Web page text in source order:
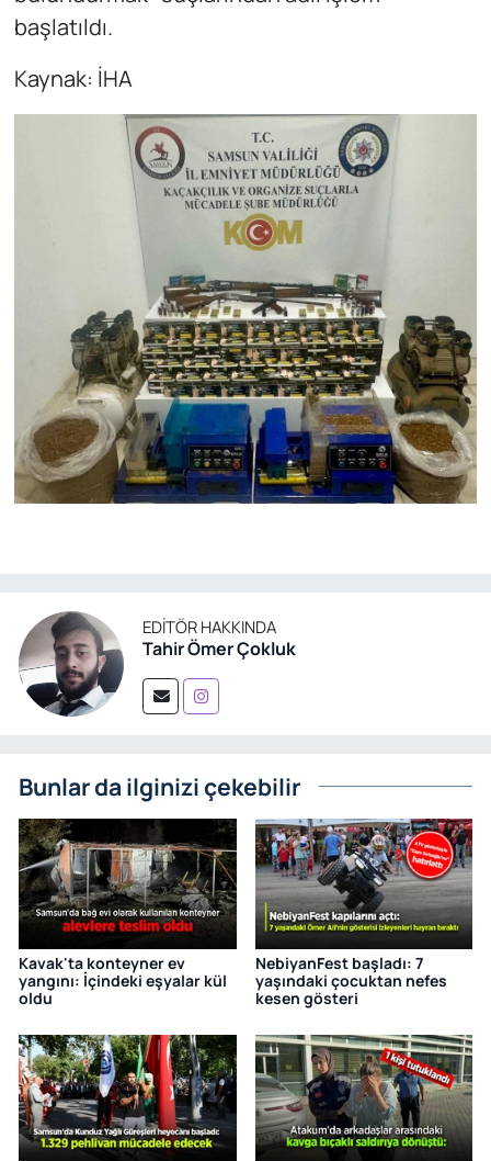
başlatıldı.
Kaynak: İHA
EDITÖR HAKKINDA
Tahir Ömer Çokluk
Bunlar da ilginizi çekebilir
Kavak'ta konteyner ev
yangını: İçindeki eşyalar kül
oldu
NebiyanFest başladı: 7
yaşındaki çocuktan nefes
kesen gösteri